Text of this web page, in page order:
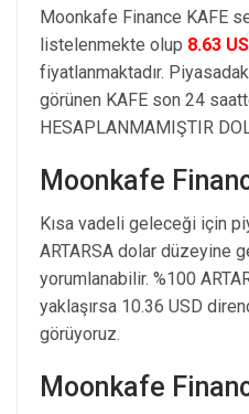
Moonkafe Finance KAFE
listelenmekte olup 8.63
fiyatlanmaktadır.
görünen KAFE son 24
HESAPLANMAMIŞTIR
Moonkafe
Kısa vadeli geleceği için
ARTARSA dolar düzeyine
yorumlanabilir. %100
yaklaşırsa 10.36 USD
görüyoruz.
Moonkafe